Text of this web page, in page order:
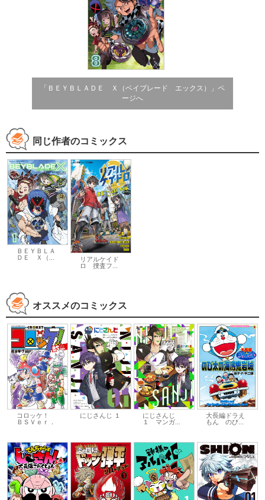
「ＢＥＹＢＬＡＤＥ Ｘ（ベイブレード エックス）」ペ
ージへ
同じ作者のコミックス
ＢＥＹＢＬＡ
ＤＥ Ｘ（...
リアルケイド
ロ 捜査フ...
オススメのコミックス
コロッケ！
ＢＳＶｅｒ．
にじさんじ １
にじさんじ
１ マンガ...
大長編ドラえ
もん のび...